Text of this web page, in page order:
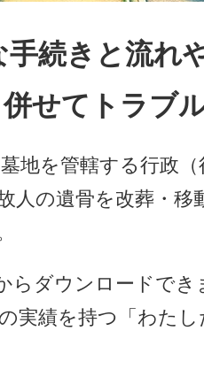
続きと流れ
せてトラブ
地を管轄する行政
人の遺骨を改葬・
らダウンロードで
実績を持つ「わた